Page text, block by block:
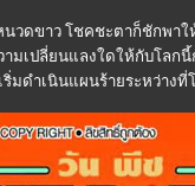
วดขาว โชคชะตาก็ชักพาใ
มเปลี่ยนแลงใดให้กับโลก
มดำเนินแผนร้ายระหว่างที่